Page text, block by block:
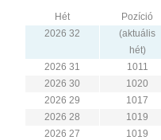
Hét Pozíció
2026 32
(aktuális
hét)
2026 31 1011
2026 30
1020
2026 29
1017
2026 28
1019
2026 27
1019